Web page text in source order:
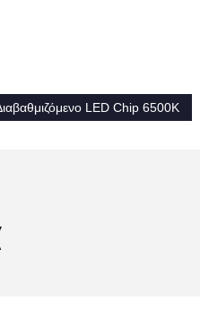
LED Chip 6500K